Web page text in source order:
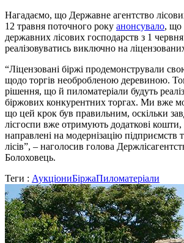
Нагадаємо, що Державне агентство
12 травня поточного року анонсувало, що
державних лісових господарств з 1
реалізовуватись виключно на
“Ліцензовані біржі продемонстрували
щодо торгів необробленою деревиною.
рішення, що й пиломатеріали будуть
біржових конкурентних торгах. Ми вже
що цей крок був правильним, оскільки
лісгоспи вже отримують додаткові кошти,
направлені на модернізацію підприємств
лісів”, – наголосив голова
Болоховець.
Теги : АукціониБіржаПиломатеріали